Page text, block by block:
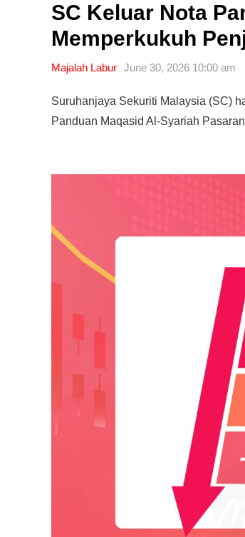
SC Keluar Nota
Memperkukuh
Majalah Labur June 30, 2026 10:00 am
Suruhanjaya Sekuriti Malaysia (SC)
Panduan Maqasid Al-Syariah
Ini 15 Panduan
Perlu Tahu
Saham di Bursa